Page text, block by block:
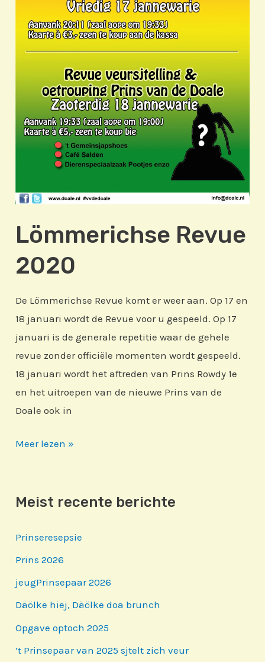
Lömmerichse Revue
2020
De Lömmerichse Revue komt er weer aan. Op 17 en
18 januari wordt de Revue voor u gespeeld. Op 17
januari is de generale repetitie waar de gehele
revue zonder officiële momenten wordt gespeeld.
18 januari wordt het aftreden van Prins Rowdy 1e
en het uitroepen van de nieuwe Prins van de
Doale ook in
Lömmerichse
Meer lezen »
Meist recente berichte
Prinseresepsie
Prins 2026
jeugPrinsepaar 2026
Däölke hiej, Däölke doa brunch
Opgave optoch 2025
’t Prinsepaar van 2025 sjtelt zich veur